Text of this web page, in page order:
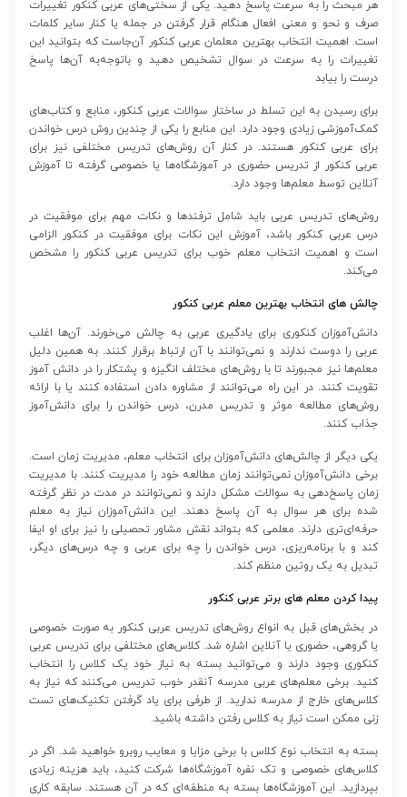
هر مبحث را به سرعت پاسخ دهید. یکی از سختی‌های عربی کنکور تغییرات
صرف و نحو و معنی افعال هنگام قرار گرفتن در جمله یا کنار سایر کلمات
است. اهمیت انتخاب بهترین معلمان عربی کنکور آن‌جاست که بتوانید این
تغییرات را به سرعت در سوال تشخیص دهید و باتوجه‌به آن‌ها پاسخ
درست را بیابد
برای رسیدن به این تسلط در ساختار سوالات عربی کنکور، منابع و کتاب‌های
کمک‌آموزشی زیادی وجود دارد. این منابع را یکی از چندین روش درس خواندن
برای عربی کنکور هستند. در کنار آن روش‌های تدریس مختلفی نیز برای
عربی کنکور از تدریس حضوری در آموزشگاه‌ها یا خصوصی گرفته تا آموزش
آنلاین توسط معلم‌ها وجود دارد.
روش‌های تدریس عربی باید شامل ترفندها و نکات مهم برای موفقیت در
درس عربی کنکور باشد، آموزش این نکات برای موفقیت در کنکور الزامی
است و اهمیت انتخاب معلم خوب برای تدریس عربی کنکور را مشخص
می‌کند.
چالش های انتخاب بهترین معلم عربی کنکور
دانش‌آموزان کنکوری برای یادگیری عربی به چالش می‌خورند. آن‌ها اغلب
عربی را دوست ندارند و نمی‌توانند با آن ارتباط برقرار کنند. به همین دلیل
معلم‌ها نیز مجبورند تا با روش‌های مختلف انگیزه و پشتکار را در دانش آموز
تقویت کنند. در این راه می‌توانند از مشاوره دادن استفاده کنند یا با ارائه
روش‌های مطالعه موثر و تدریس مدرن، درس خواندن را برای دانش‌آموز
جذاب کنند.
یکی دیگر از چالش‌های دانش‌آموزان برای انتخاب معلم، مدیریت زمان است.
برخی دانش‌آموزان نمی‌توانند زمان مطالعه خود را مدیریت کنند. با مدیریت
زمان پاسخ‌دهی به سوالات مشکل دارند و نمی‌توانند در مدت در نظر گرفته
شده برای هر سوال به آن پاسخ دهند. این دانش‌آموزان نیاز به معلم
حرفه‌ای‌تری دارند. معلمی که بتواند نقش مشاور تحصیلی را نیز برای او ایفا
کند و با برنامه‌ریزی، درس خواندن را چه برای عربی و چه درس‌های دیگر،
تبدیل به یک روتین منظم کند.
پیدا کردن معلم های برتر عربی کنکور
در بخش‌های قبل به انواع روش‌های تدریس عربی کنکور به صورت خصوصی
یا گروهی، حضوری یا آنلاین اشاره شد. کلاس‌های مختلفی برای تدریس عربی
کنکوری وجود دارند و می‌توانید بسته به نیاز خود یک کلاس را انتخاب
کنید. برخی معلم‌های عربی مدرسه آنقدر خوب تدریس می‌کنند که نیاز به
کلاس‌های خارج از مدرسه ندارید. از طرفی برای یاد گرفتن تکنیک‌های تست
زنی ممکن است نیاز به کلاس رفتن داشته باشید.
بسته به انتخاب نوع کلاس با برخی مزایا و معایب روبرو خواهید شد. اگر در
کلاس‌های خصوصی و تک نفره آموزشگاه‌ها شرکت کنید، باید هزینه زیادی
بپردازید. این آموزشگاه‌ها بسته به منطقه‌ای که در آن هستند. سابقه کاری